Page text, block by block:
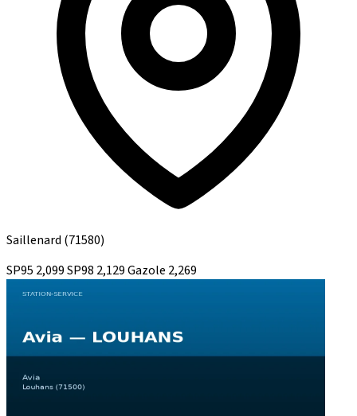
Saillenard (71580)
SP95 2,099SP98 2,129Gazole 2,269